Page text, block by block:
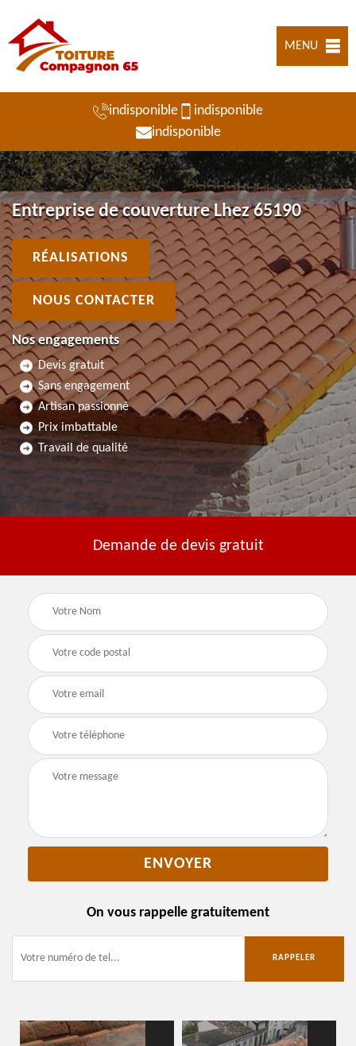
MENU
indisponible
indisponible
indisponible
Entreprise de couverture Lhez 65190
RÉALISATIONS
NOUS CONTACTER
Nos engagements
Devis gratuit
Sans engagement
Artisan passionné
Prix imbattable
Travail de qualité
Demande de devis gratuit
On vous rappelle gratuitement